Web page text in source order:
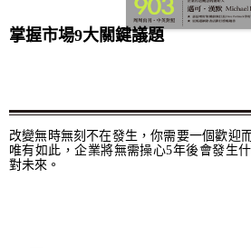
掌握市場9大關鍵議題
改變無時無刻不在發生，你需要一個歡迎
唯有如此，企業將無需操心5年後會發生
對未來。